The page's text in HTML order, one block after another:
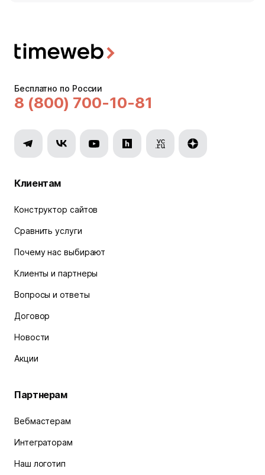
Бесплатно по России
8 (800) 700-10-81
Клиентам
Конструктор сайтов
Сравнить услуги
Почему нас выбирают
Клиенты и партнеры
Вопросы и ответы
Договор
Новости
Акции
Партнерам
Вебмастерам
Интеграторам
Наш логотип